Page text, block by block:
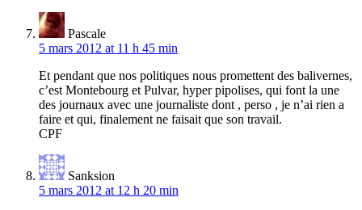
Pascale
5 mars 2012 at 11 h 45 min
Et pendant que nos politiques nous promettent des balivernes,
c’est Montebourg et Pulvar, hyper pipolises, qui font la une
des journaux avec une journaliste dont , perso , je n’ai rien a
faire et qui, finalement ne faisait que son travail.
CPF
Sanksion
5 mars 2012 at 12 h 20 min